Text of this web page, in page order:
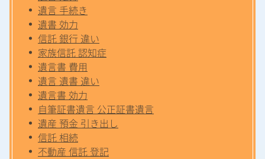
遺言 手続き
遺書 効力
信託 銀行 違い
家族信託 認知症
遺言書 費用
遺言 遺書 違い
遺言書 効力
自筆証書遺言 公正証書遺言
遺産 預金 引き出し
信託 相続
不動産 信託 登記